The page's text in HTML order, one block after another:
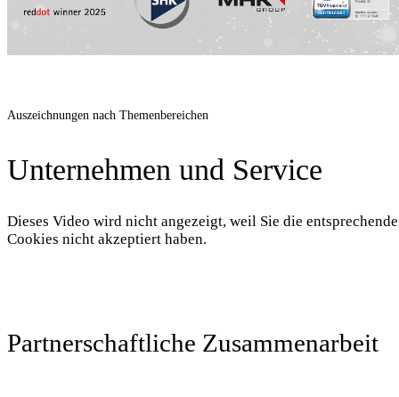
Auszeichnungen nach Themenbereichen
Unternehmen und Service
Dieses Video wird nicht angezeigt, weil Sie die
Cookies nicht akzeptiert haben.
Partnerschaftliche Zusammenarbeit